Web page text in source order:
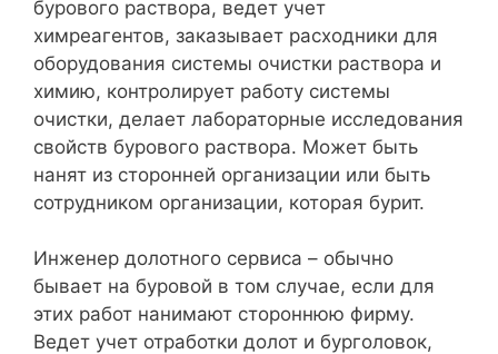
бурового раствора, ведет учет
химреагентов, заказывает расходники для
оборудования системы очистки раствора и
химию, контролирует работу системы
очистки, делает лабораторные исследования
свойств бурового раствора. Может быть
нанят из сторонней организации или быть
сотрудником организации, которая бурит.
Инженер долотного сервиса – обычно
бывает на буровой в том случае, если для
этих работ нанимают стороннюю фирму.
Ведет учет отработки долот и бурголовок,